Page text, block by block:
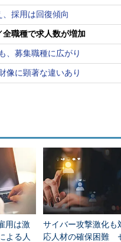
コーダーであり、いず
異なり、事業拡大のため
るため、求職者にとって
ることなく、高い水準
指定されていた。また、
が、「経験が1〜2年程度
はEC関連企業（インター
ロップシッピングなど）
、採用は回復傾向
全職種で求人数が増加
、募集職種に広がり
像に顕著な違いあり
用は激
よる人
サイバー攻撃激化も
応人材の確保困難